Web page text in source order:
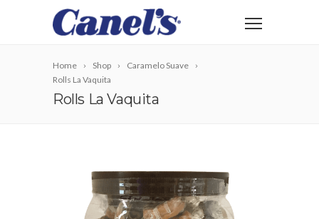
Home Shop
Caramelo Suave
Rolls La Vaquita
Rolls La Vaquita